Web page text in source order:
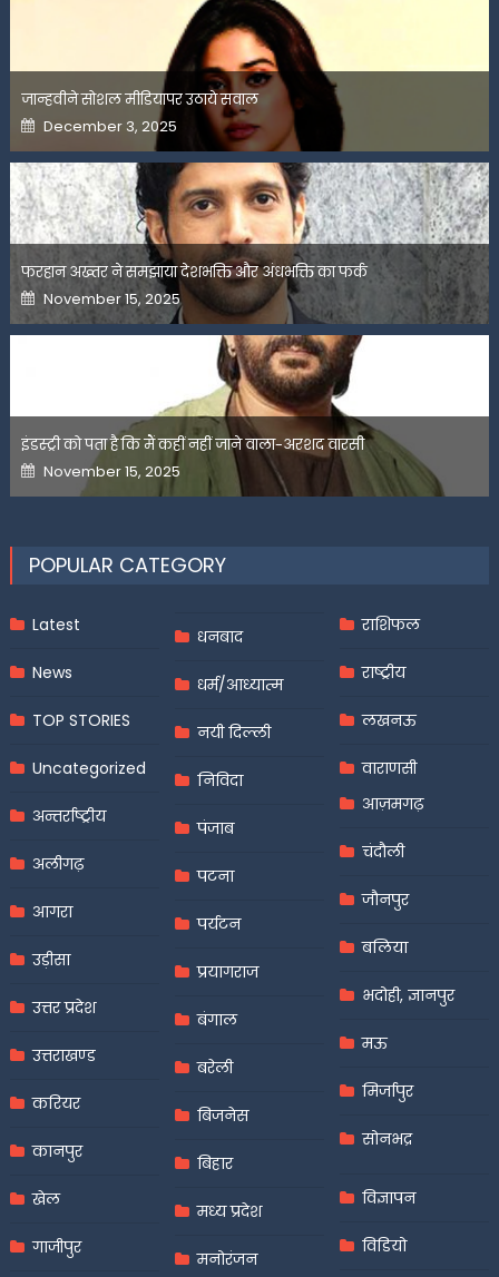
जान्हवीने सोशल मीडियापर उठाये सवाल
Posted
on
December 3, 2025
फरहान अख्तर ने समझाया देशभक्ति और अंधभक्ति का फर्क
Posted
on
November 15, 2025
इंडस्ट्री को पता है कि मैं कहीं नहीं जाने वाला-अरशद वारसी
Posted
on
November 15, 2025
POPULAR CATEGORY
Latest
News
TOP STORIES
Uncategorized
अन्तर्राष्ट्रीय
अलीगढ़
आगरा
उड़ीसा
उत्तर प्रदेश
उत्तराखण्ड
करियर
कानपुर
खेल
गाजीपुर
धनबाद
धर्म/आध्यात्म
नयी दिल्ली
निविदा
पंजाब
पटना
पर्यटन
प्रयागराज
बंगाल
बरेली
बिजनेस
बिहार
मध्य प्रदेश
मनोरंजन
राशिफल
राष्ट्रीय
लखनऊ
वाराणसी
आज़मगढ़
चंदौली
जौनपुर
बलिया
भदोही, ज्ञानपुर
मऊ
मिर्जापुर
सोनभद्र
विज्ञापन
विडियो